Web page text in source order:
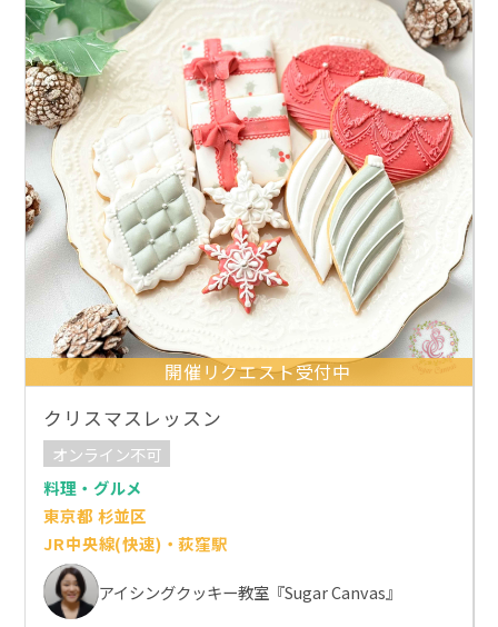
開催リクエスト受付中
クリスマスレッスン
オンライン不可
料理・グルメ
東京都 杉並区
JR中央線(快速)・荻窪駅
アイシングクッキー教室『Sugar Canvas』